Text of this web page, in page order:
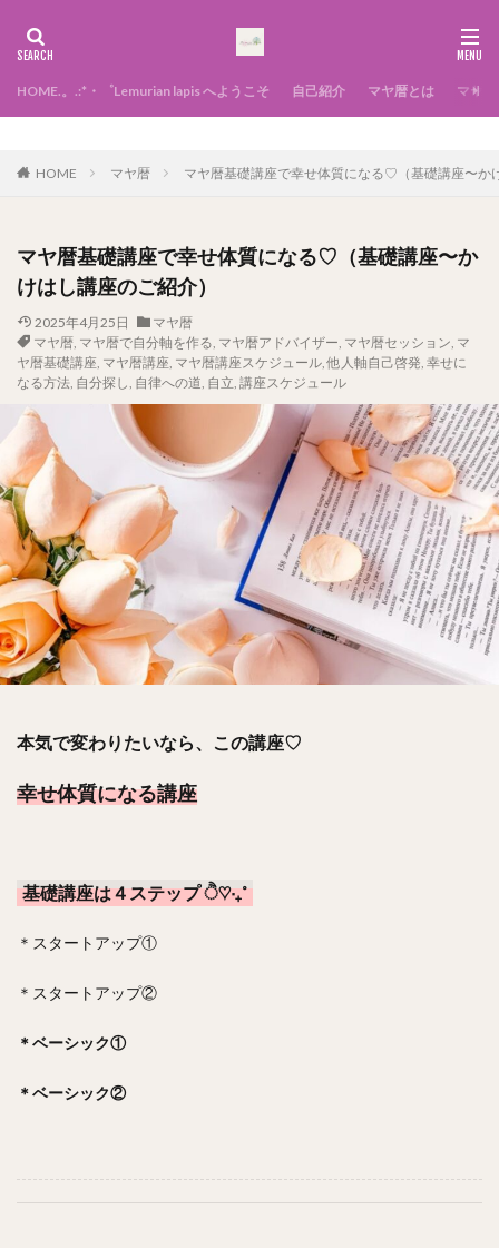
HOME.。.:*・゜Lemurian lapis へようこそ 自己紹介 マヤ暦とは マヤ
HOME マヤ暦 マヤ暦基礎講座で幸せ体質になる♡（基礎講座〜か
マヤ暦基礎講座で幸せ体質になる♡（基礎講座〜か
けはし講座のご紹介）
2025年4月25日
マヤ暦
マヤ暦, マヤ暦で自分軸を作る, マヤ暦アドバイザー, マヤ暦セッション, マ
ヤ暦基礎講座, マヤ暦講座, マヤ暦講座スケジュール,他人軸自己啓発, 幸せに
なる方法, 自分探し, 自律への道, 自立, 講座スケジュール
本気で変わりたいなら、この講座♡
幸せ体質になる講座
基礎講座は４ステップ ੈ♡‧₊˚
＊スタートアップ①
＊スタートアップ②
＊ベーシック①
＊ベーシック②